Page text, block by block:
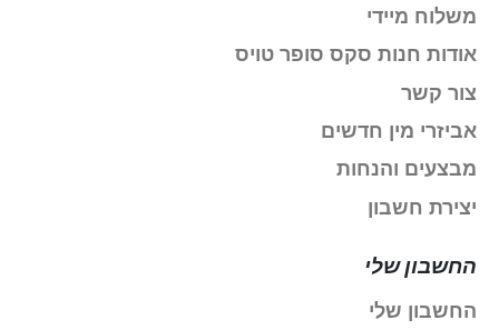
משלוח מיידי
אודות חנות סקס סופר טויס
צור קשר
אביזרי מין חדשים
מבצעים והנחות
יצירת חשבון
החשבון שלי
החשבון שלי